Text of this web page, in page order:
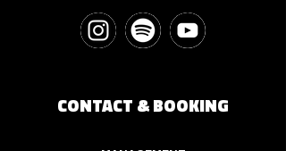
CONTACT & BOOKING